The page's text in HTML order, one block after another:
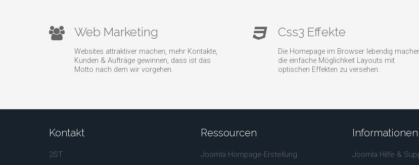
Web Marketing
Websites attraktiver machen, mehr Kontakte,
Kunden & Aufträge gewinnen, dass ist das
Motto nach dem wir vorgehen.
Css3 Effekte
Die Homepage im Browser lebendig
die einfache Möglichkeit Layouts mit
optischen Effekten zu versehen.
Kontakt
2ST
Ressourcen
Joomla Hompage-Erstellung
Informationen
Joomla Hilfe &